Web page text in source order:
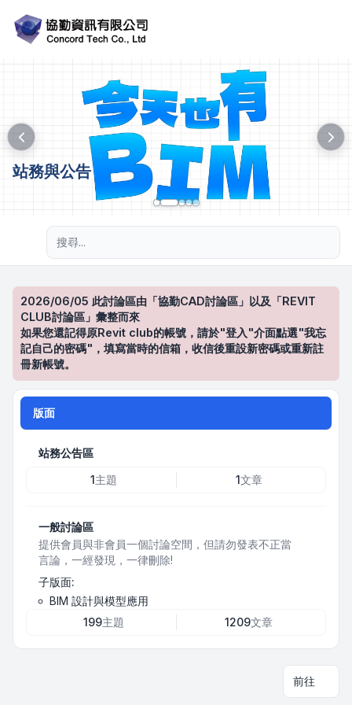
站務與公告
2026/06/05 此討論區由「協勤CAD討論區」以及「REVIT
CLUB討論區」彙整而來
如果您還記得原Revit club的帳號，請於"登入"介面點選"我忘
記自己的密碼"，填寫當時的信箱，收信後重設新密碼或重新註
冊新帳號。
版面
站務公告區
1主題 1文章
一般討論區
提供會員與非會員一個討論空間，但請勿發表不正當
言論，一經發現，一律刪除!
子版面:
BIM 設計與模型應用
199主題 1209文章
前往